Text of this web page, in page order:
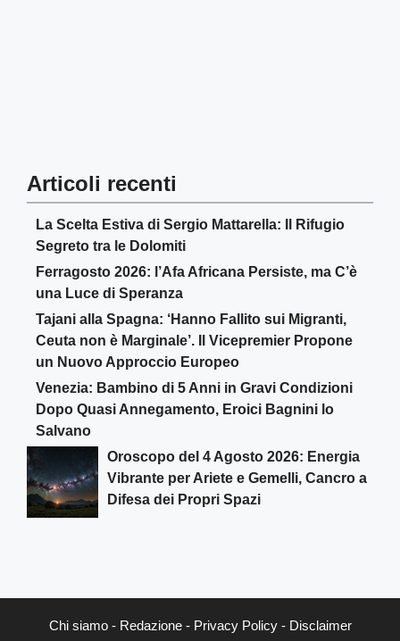
Articoli recenti
La Scelta Estiva di Sergio Mattarella: Il Rifugio
Segreto tra le Dolomiti
Ferragosto 2026: l’Afa Africana Persiste, ma C’è
una Luce di Speranza
Tajani alla Spagna: ‘Hanno Fallito sui Migranti,
Ceuta non è Marginale’. Il Vicepremier Propone
un Nuovo Approccio Europeo
Venezia: Bambino di 5 Anni in Gravi Condizioni
Dopo Quasi Annegamento, Eroici Bagnini lo
Salvano
Oroscopo del 4 Agosto 2026: Energia
Vibrante per Ariete e Gemelli, Cancro a
Difesa dei Propri Spazi
Chi siamo- Redazione- Privacy Policy- Disclaimer